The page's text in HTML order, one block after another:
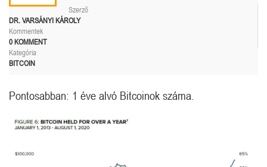
Szerző
DR. VARSÁNYI KÁROLY
Kommentek
0 KOMMENT
Kategória
BITCOIN
Pontosabban: 1 éve alvó Bitcoinok száma.